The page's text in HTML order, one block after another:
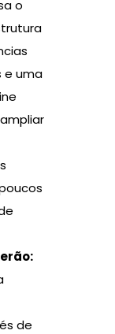
o
e uma
de